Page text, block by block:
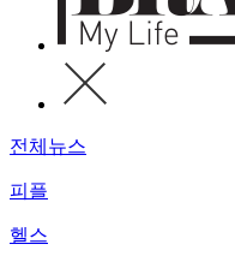
전체뉴스
피플
헬스